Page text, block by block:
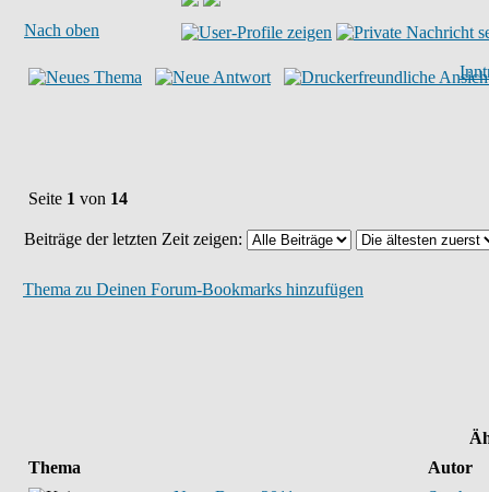
Nach oben
Seite 1 von 14
Beiträge der letzten Zeit zeigen:
Thema zu Deinen Forum-Bookmarks hinzufügen
Thema
Autor